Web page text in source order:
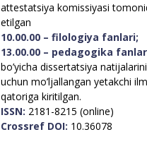
attestatsiya komissiyasi
etilgan
10.00.00 – filologiya fanlari;
13.00.00 – pedagogika
bo’yicha dissertatsiya
uchun mo’ljallangan yetakchi
qatoriga kiritilgan.
ISSN: 2181-8215 (online)
Crossref DOI: 10.36078